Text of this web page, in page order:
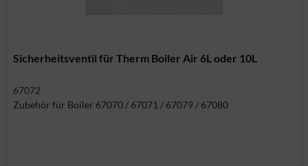
Sicherheitsventil für Therm Boiler Air 6L oder 10L
67072
Zubehör für Boiler 67070 / 67071 / 67079 / 67080